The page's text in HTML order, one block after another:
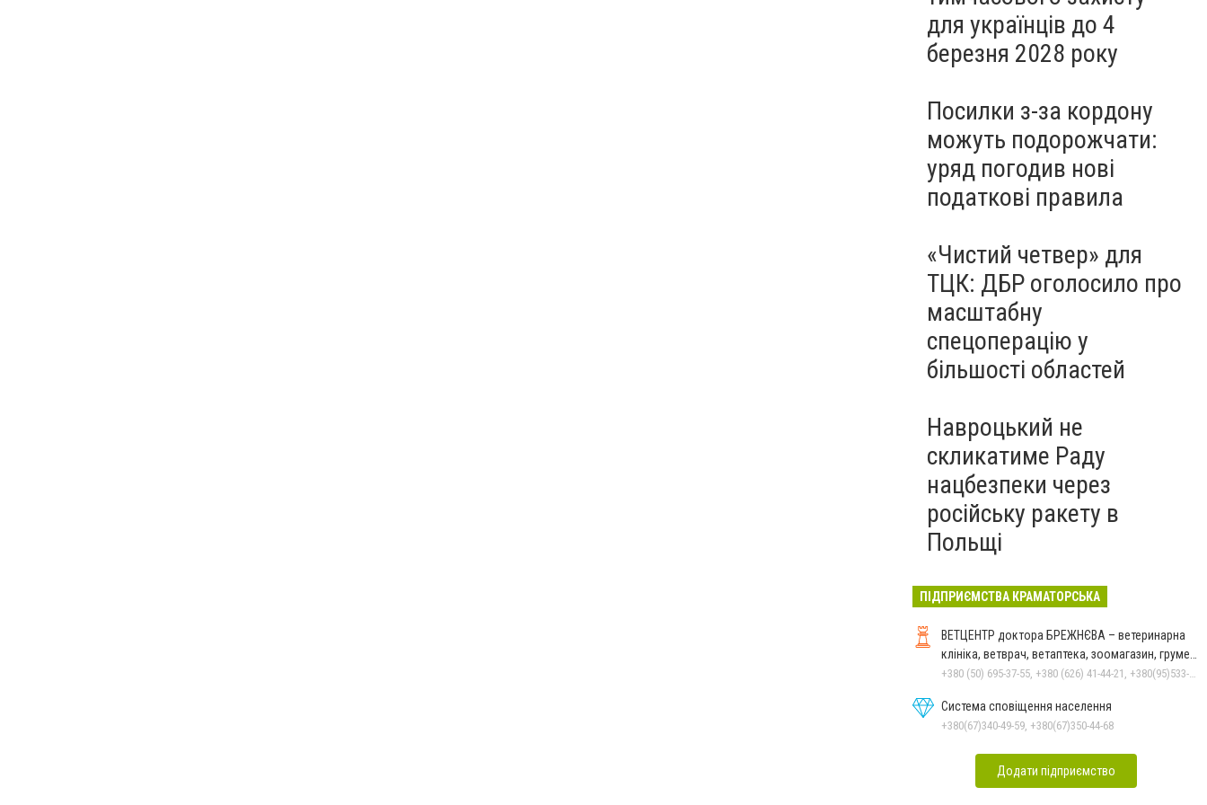
для українців до 4
березня 2028 року
Посилки з-за кордону
можуть подорожчати:
уряд погодив нові
податкові правила
«Чистий четвер» для
ТЦК: ДБР оголосило про
масштабну
спецоперацію у
більшості областей
Навроцький не
скликатиме Раду
нацбезпеки через
російську ракету в
Польщі
ПІДПРИЄМСТВА КРАМАТОРСЬКА
ВЕТЦЕНТР доктора БРЕЖНЄВА – ветеринарна
клініка, ветврач, ветаптека, зоомагазин, грумер,
стрижки.
+380 (50) 695-37-55, +380 (626) 41-44-21, +380(95)533-90-03
Система сповіщення населення
+380(67)340-49-59, +380(67)350-44-68
Додати підприємство